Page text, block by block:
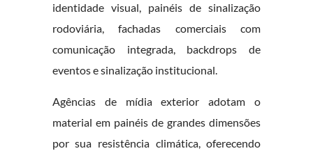
identidade visual, painéis de sinalização
rodoviária, fachadas comerciais com
comunicação integrada, backdrops de
eventos e sinalização institucional.
Agências de mídia exterior adotam o
material em painéis de grandes dimensões
por sua resistência climática, oferecendo